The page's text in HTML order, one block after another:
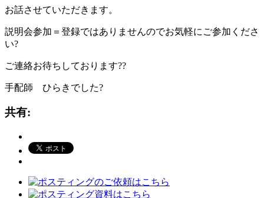
お話させていただきます。
説明会参加＝登録ではありませんのでお気軽にご参加くださ
い?
ご連絡お待ちしております??
手配師 ひらきでした?
共有: